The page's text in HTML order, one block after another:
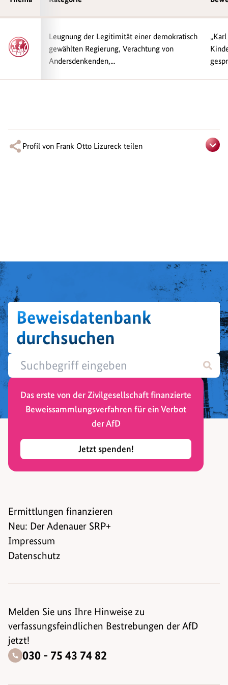
Leugnung der Legitimität einer demokratisch
gewählten Regierung, Verachtung von
Andersdenkenden,...
Profil von Frank Otto Lizureck teilen
Beweisdatenbank
durchsuchen
Das erste von der Zivilgesellschaft finanzierte
Beweissammlungsverfahren für ein Verbot
der AfD
Jetzt spenden!
Ermittlungen finanzieren
Neu: Der Adenauer SRP+
Impressum
Datenschutz
Melden Sie uns Ihre Hinweise zu
verfassungsfeindlichen Bestrebungen der AfD
jetzt!
030 - 75 43 74 82